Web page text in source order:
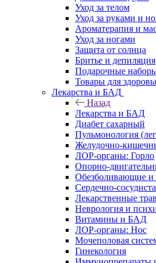
Уход за телом
Уход за руками и
Ароматерапия и
Уход за ногами
Защита от солнца
Бритье и депиляция
Подарочные
Товары для
Лекарства и БАД
Назад
Лекарства и БАД
Диабет сахарный
Пульмонология
Желудочно-
ЛОР-органы: Горло
Опорно-
Обезболивающие
Сердечно-
Лекарственные
Неврология и
Витамины и БАД
ЛОР-органы: Нос
Мочеполовая
Гинекология